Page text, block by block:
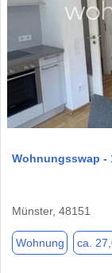
Wohnungsswap -
Münster, 48151
Wohnung ca.